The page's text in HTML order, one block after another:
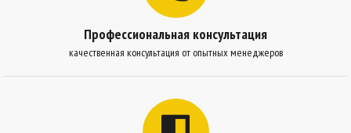
Профессиональная консультация
качественная консультация от опытных менеджеров